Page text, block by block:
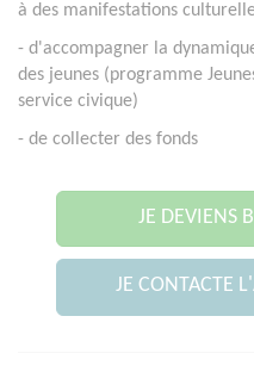
à des manifestations
- d'accompagner la
des jeunes (programme
service civique)
- de collecter des fonds
JE DEVIENS
JE CONTACTE